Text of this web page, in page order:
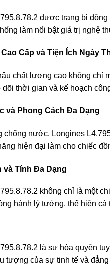
được trang bị
làm nổi bật giá trị nghệ
Cao Cấp và Tiện Ích Ngày
chất lượng cao không chỉ
dõi thời gian và kế hoạch
và Phong Cách Đa Dạng
chống nước, Longines
hiện đại làm cho chiếc
và Tính Đa Dạng
không chỉ là một
hành lý tưởng, thể hiện cá
là sự hòa quyện
tượng của sự tinh tế và